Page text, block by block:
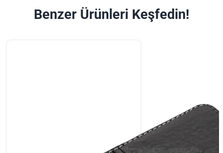
Benzer Ürünleri Keşfedin!